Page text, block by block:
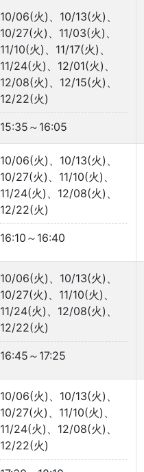
10/06(火)、10/13(火)、
10/27(火)、11/03(火)、
11/10(火)、11/17(火)、
11/24(火)、12/01(火)、
12/08(火)、12/15(火)、
12/22(火)
15:35～16:05
10/06(火)、10/13(火)、
10/27(火)、11/10(火)、
11/24(火)、12/08(火)、
12/22(火)
16:10～16:40
10/06(火)、10/13(火)、
10/27(火)、11/10(火)、
11/24(火)、12/08(火)、
12/22(火)
16:45～17:25
10/06(火)、10/13(火)、
10/27(火)、11/10(火)、
11/24(火)、12/08(火)、
12/22(火)